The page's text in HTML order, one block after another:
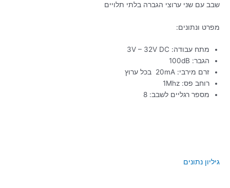
שבב עם שני ערוצי הגברה בלתי תלויים
מפרט ונתונים:
מתח עבודה: 3V – 32V DC
הגבר: 100dB
זרם מירבי: 20mA בכל ערוץ
רוחב פס: 1Mhz
מספר רגליים לשבב: 8
גיליון נתונים